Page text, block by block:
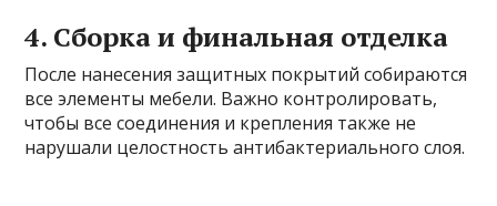
4. Сборка и финальная отделка
После нанесения защитных покрытий собираются
все элементы мебели. Важно контролировать,
чтобы все соединения и крепления также не
нарушали целостность антибактериального слоя.